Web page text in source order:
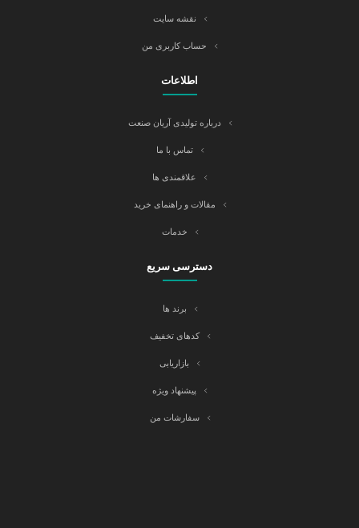
نقشه سایت
حساب کاربری من
اطلاعات
درباره تولیدی آریان صنعت
تماس با ما
علاقمندی ها
مقالات و راهنمای خرید
خدمات
دسترسی سریع
برند ها
کدهای تخفیف
بازاریابی
پیشنهاد ویژه
سفارشات من